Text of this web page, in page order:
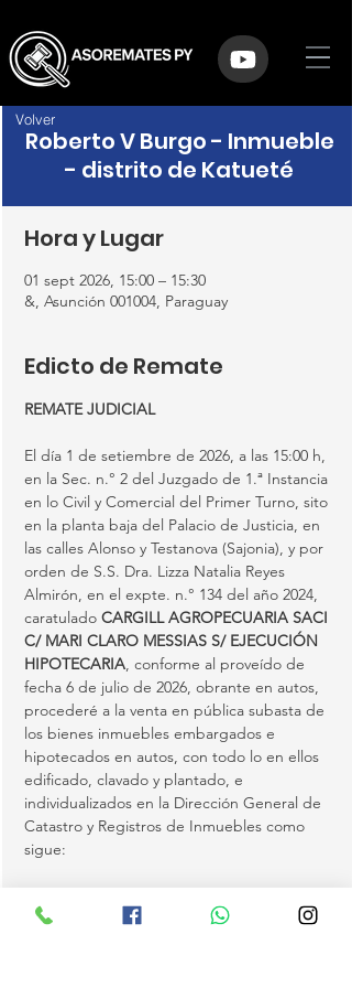
Roberto V Burgo - Inmueble
- distrito de Katueté
Hora y Lugar
01 sept 2026, 15:00 – 15:30
&, Asunción 001004, Paraguay
Edicto de Remate
REMATE JUDICIAL
El día 1 de setiembre de 2026, a las 15:00 h,
en la Sec. n.° 2 del Juzgado de 1.ª Instancia
en lo Civil y Comercial del Primer Turno, sito
en la planta baja del Palacio de Justicia, en
las calles Alonso y Testanova (Sajonia), y por
orden de S.S. Dra. Lizza Natalia Reyes
Almirón, en el expte. n.° 134 del año 2024,
caratulado CARGILL AGROPECUARIA SACI
C/ MARI CLARO MESSIAS S/ EJECUCIÓN
HIPOTECARIA, conforme al proveído de
fecha 6 de julio de 2026, obrante en autos,
procederé a la venta en pública subasta de
los bienes inmuebles embargados e
hipotecados en autos, con todo lo en ellos
edificado, clavado y plantado, e
individualizados en la Dirección General de
Catastro y Registros de Inmuebles como
sigue:
Katueté, con Padrón n.° 2633, inscripta a
Volver